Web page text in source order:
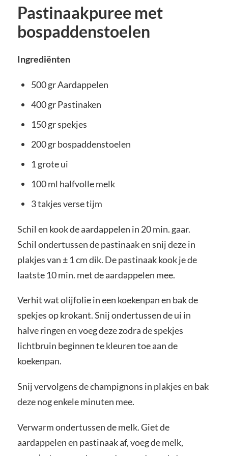
Pastinaakpuree met
bospaddenstoelen
Ingrediënten
500 gr Aardappelen
400 gr Pastinaken
150 gr spekjes
200 gr bospaddenstoelen
1 grote ui
100 ml halfvolle melk
3 takjes verse tijm
Schil en kook de aardappelen in 20 min. gaar.
Schil ondertussen de pastinaak en snij deze in
plakjes van ± 1 cm dik. De pastinaak kook je de
laatste 10 min. met de aardappelen mee.
Verhit wat olijfolie in een koekenpan en bak de
spekjes op krokant. Snij ondertussen de ui in
halve ringen en voeg deze zodra de spekjes
lichtbruin beginnen te kleuren toe aan de
koekenpan.
Snij vervolgens de champignons in plakjes en bak
deze nog enkele minuten mee.
Verwarm ondertussen de melk. Giet de
aardappelen en pastinaak af, voeg de melk,